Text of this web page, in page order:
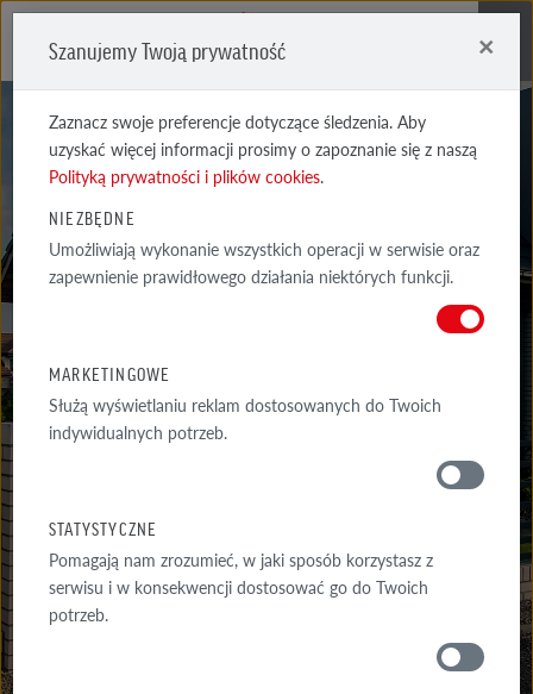
REALIZACJE
WYSELEKCJONOWANE PRZYKŁADY NAJCIEKAWSZYCH REALIZACJI
GALERIA
ELEWACJA
Szanujemy Twoją prywatność ×
Zaznacz swoje preferencje dotyczące śledzenia. Aby
uzyskać więcej informacji prosimy o zapoznanie się z naszą
Polityką prywatności i plików cookies.
NIEZBĘDNE
Umożliwiają wykonanie wszystkich operacji w serwisie oraz
zapewnienie prawidłowego działania niektórych funkcji.
MARKETINGOWE
Służą wyświetlaniu reklam dostosowanych do Twoich
indywidualnych potrzeb.
STATYSTYCZNE
Pomagają nam zrozumieć, w jaki sposób korzystasz z
serwisu i w konsekwencji dostosować go do Twoich
potrzeb.